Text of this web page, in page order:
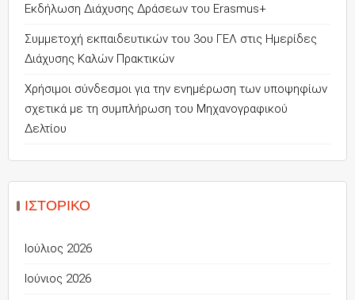
Εκδήλωση Διάχυσης Δράσεων του Erasmus+
Συμμετοχή εκπαιδευτικών του 3ου ΓΕΛ στις Ημερίδες
Διάχυσης Καλών Πρακτικών
Χρήσιμοι σύνδεσμοι για την ενημέρωση των υποψηφίων
σχετικά με τη συμπλήρωση του Μηχανογραφικού
Δελτίου
ΙΣΤΟΡΙΚΌ
Ιούλιος 2026
Ιούνιος 2026